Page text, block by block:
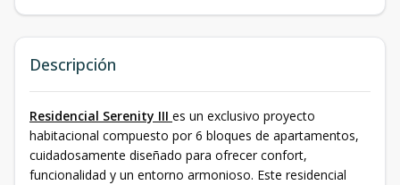
Descripción
Residencial Serenity III es un exclusivo proyecto
habitacional compuesto por 6 bloques de apartamentos,
cuidadosamente diseñado para ofrecer confort,
funcionalidad y un entorno armonioso. Este residencial